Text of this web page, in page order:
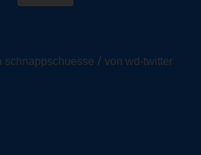
schnappschuesse / von wd-twitter